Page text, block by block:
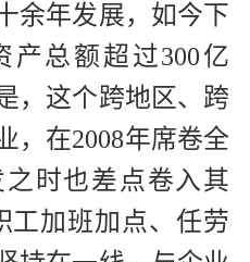
余年发展，如今下
产总额超过300亿
，这个跨地区、跨
，在2008年席卷全
时也差点卷入其
工加班加点、任劳